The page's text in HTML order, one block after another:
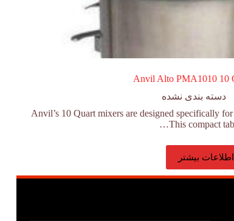
Anvil Alto PMA1010 10
دسته بندی نشده
Anvil’s 10 Quart mixers are designed specifically
This compact
اطلاعات بیشتر